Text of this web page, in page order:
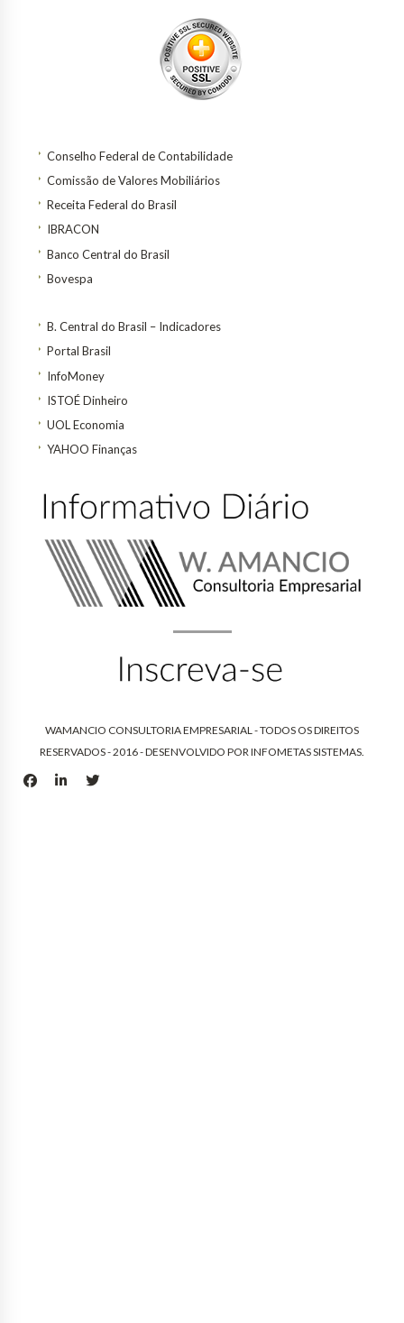
Conselho Federal de Contabilidade
Comissão de Valores Mobiliários
Receita Federal do Brasil
IBRACON
Banco Central do Brasil
Bovespa
B. Central do Brasil – Indicadores
Portal Brasil
InfoMoney
ISTOÉ Dinheiro
UOL Economia
YAHOO Finanças
WAMANCIO CONSULTORIA EMPRESARIAL - TODOS OS DIREITOS
RESERVADOS - 2016 - DESENVOLVIDO POR INFOMETAS SISTEMAS